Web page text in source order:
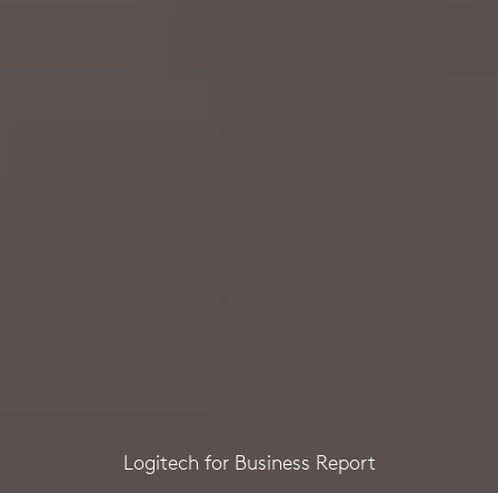
Logitech for Business Report